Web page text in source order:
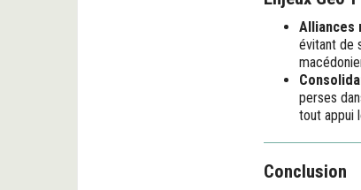
Alliances
évitant de
perses
tout appui
Conclusion